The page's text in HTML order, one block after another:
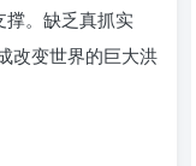
撑。缺乏真抓实
改变世界的巨大洪